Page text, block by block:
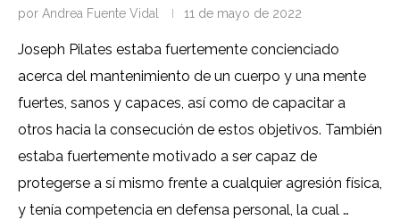
por Andrea Fuente Vidal 11 de mayo de 2022
Joseph Pilates estaba fuertemente concienciado
acerca del mantenimiento de un cuerpo y una mente
fuertes, sanos y capaces, así como de capacitar a
otros hacia la consecución de estos objetivos. También
estaba fuertemente motivado a ser capaz de
protegerse a sí mismo frente a cualquier agresión física,
y tenía competencia en defensa personal, la cual …